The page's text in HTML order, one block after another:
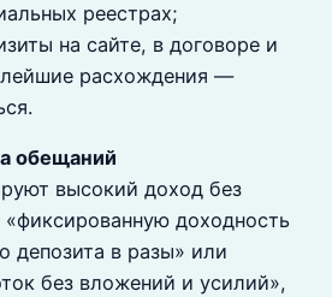
реестрах;
на сайте, в договоре и
расхождения —
обещаний
высокий доход без
доходность
депозита в разы» или
без вложений и усилий»,